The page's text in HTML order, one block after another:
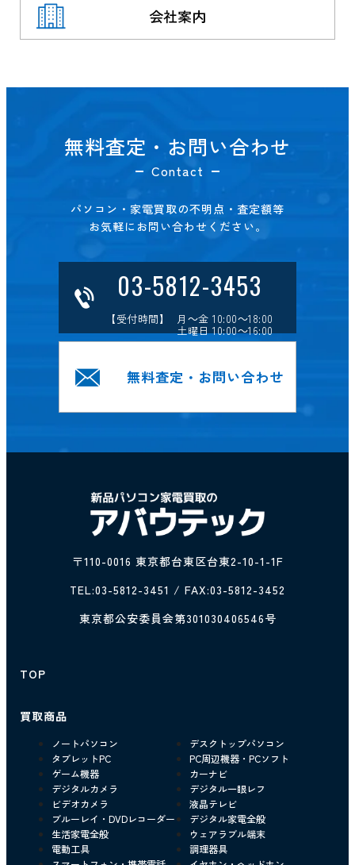
会社案内
無料査定・お問い合わせ
Contact
パソコン・家電買取の不明点・査定額等
お気軽にお問い合わせください。
03-5812-3453
【受付時間】 月～金 10:00～18:00
土曜日 10:00～16:00
無料査定・お問い合わせ
〒110-0016 東京都台東区台東2-10-1-1F
TEL:03-5812-3451 / FAX:03-5812-3452
東京都公安委員会第301030406546号
TOP
買取商品
ノートパソコン
デスクトップパソコン
タブレットPC
PC周辺機器・PCソフト
ゲーム機器
カーナビ
デジタルカメラ
デジタル一眼レフ
ビデオカメラ
液晶テレビ
ブルーレイ・DVDレコーダー
デジタル家電全般
生活家電全般
ウェアラブル端末
電動工具
調理器具